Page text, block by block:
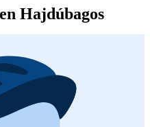
Hajdúbagos